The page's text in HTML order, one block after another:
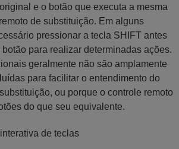
e o botão que executa a mesma
de substituição. Em alguns
pressionar a tecla SHIFT antes
para realizar determinadas ações.
geralmente não são amplamente
para facilitar o entendimento do
ou porque o controle remoto
do que seu equivalente.
de teclas